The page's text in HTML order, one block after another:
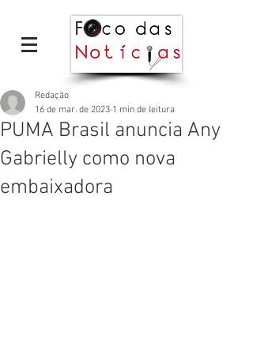
PUMA Brasil anuncia Any
Gabrielly como nova
embaixadora
Redação
16 de mar. de 2023 1 min de leitura